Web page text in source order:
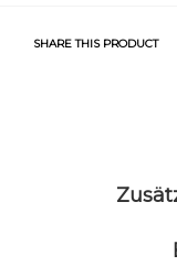
SHARE THIS PRODUCT